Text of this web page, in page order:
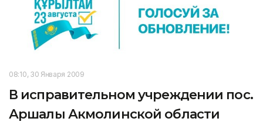
08:10, 30 Января 2009
В исправительном учреждении пос.
Аршалы Акмолинской области